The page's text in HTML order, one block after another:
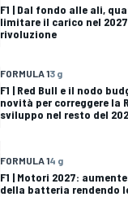
F1 | Dal fondo alle ali,
limitare il carico nel
rivoluzione
FORMULA 13 g
F1 | Red Bull e il nodo
novità per correggere la
sviluppo nel resto del
FORMULA 14 g
F1 | Motori 2027:
della batteria rendendo